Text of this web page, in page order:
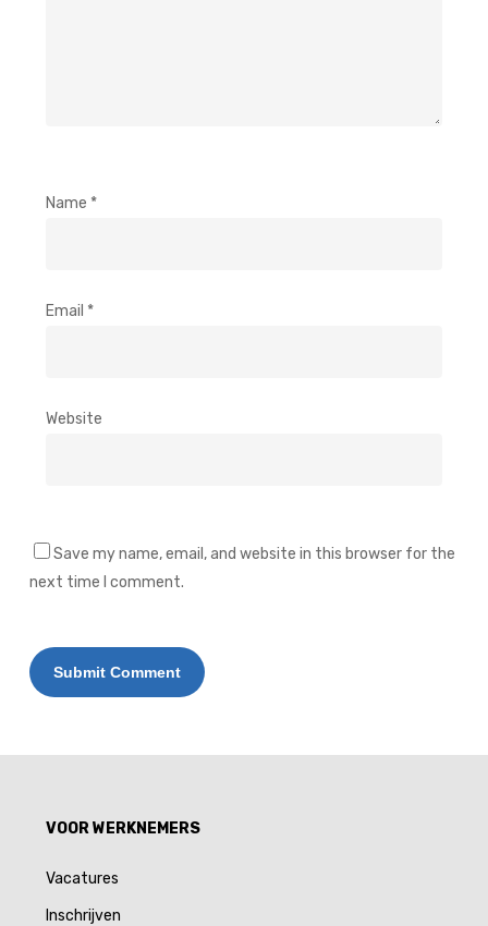
Name *
Email *
Website
Save my name, email, and website in this browser for the
next time I comment.
VOOR WERKNEMERS
Vacatures
Inschrijven